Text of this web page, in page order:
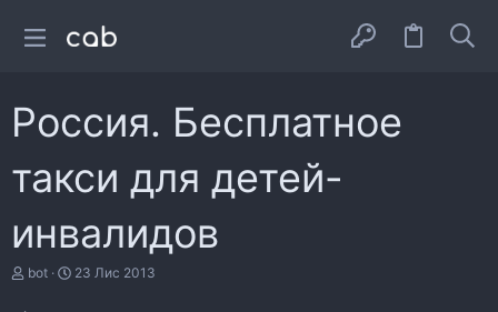
Россия. Бесплатное
такси для детей-
инвалидов
А
bot
Д
23 Лис 2013